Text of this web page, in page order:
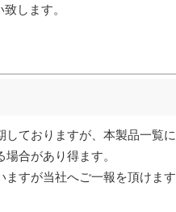
します。
ておりますが、本製品一覧
合があり得ます。
すが当社へご一報を頂けま